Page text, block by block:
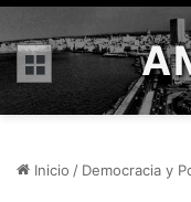
Menú
Inicio / Democracia y